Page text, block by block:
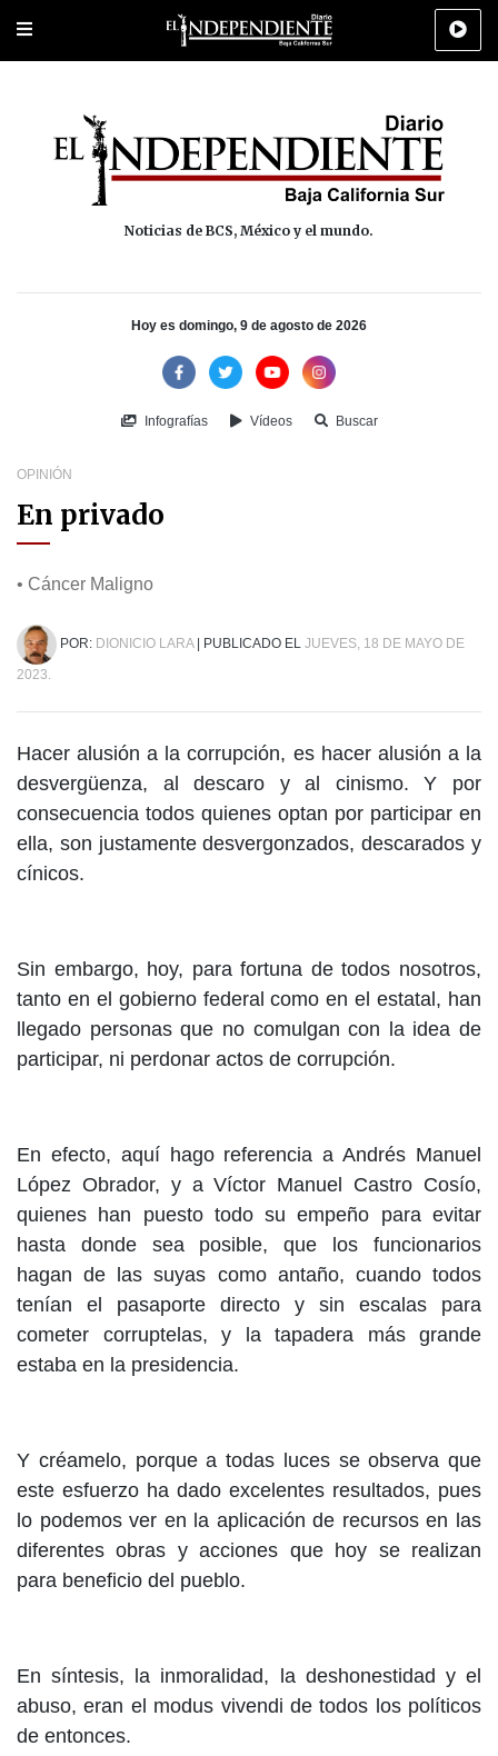
Portada Los Cabos Policiaca Deportes Cultura
Noticias de BCS, México y el mundo.
Hoy es domingo, 9 de agosto de 2026
Infografías Vídeos Buscar
OPINIÓN
En privado
• Cáncer Maligno
POR: DIONICIO LARA| PUBLICADO EL JUEVES, 18 DE MAYO DE
2023.
Hacer alusión a la corrupción, es hacer alusión a la
desvergüenza, al descaro y al cinismo. Y por
consecuencia todos quienes optan por participar en
ella, son justamente desvergonzados, descarados y
cínicos.
Sin embargo, hoy, para fortuna de todos nosotros,
tanto en el gobierno federal como en el estatal, han
llegado personas que no comulgan con la idea de
participar, ni perdonar actos de corrupción.
En efecto, aquí hago referencia a Andrés Manuel
López Obrador, y a Víctor Manuel Castro Cosío,
quienes han puesto todo su empeño para evitar
hasta donde sea posible, que los funcionarios
hagan de las suyas como antaño, cuando todos
tenían el pasaporte directo y sin escalas para
cometer corruptelas, y la tapadera más grande
estaba en la presidencia.
Y créamelo, porque a todas luces se observa que
este esfuerzo ha dado excelentes resultados, pues
lo podemos ver en la aplicación de recursos en las
diferentes obras y acciones que hoy se realizan
para beneficio del pueblo.
En síntesis, la inmoralidad, la deshonestidad y el
abuso, eran el modus vivendi de todos los políticos
de entonces.